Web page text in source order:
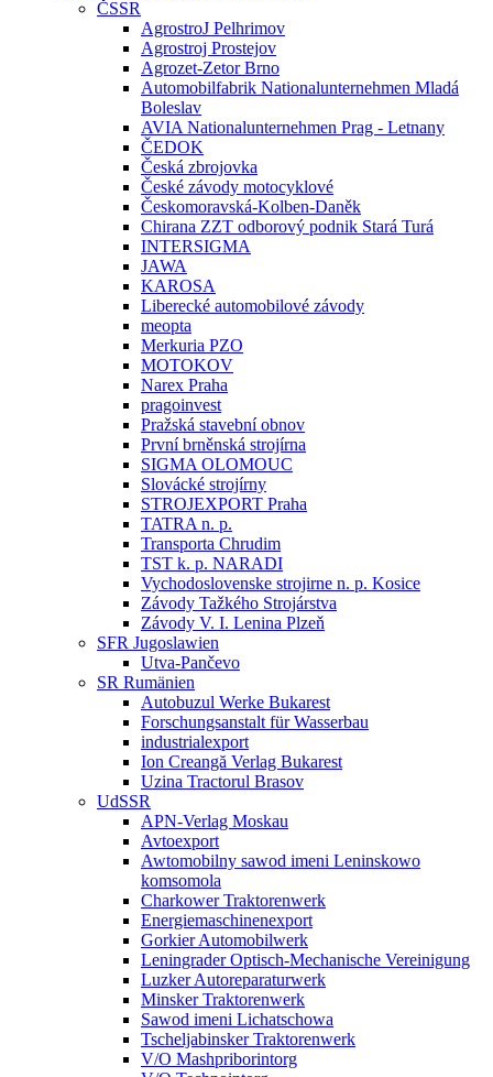
ČSSR
AgrostroJ Pelhrimov
Agrostroj Prostejov
Agrozet-Zetor Brno
Automobilfabrik Nationalunternehmen Mladá
Boleslav
AVIA Nationalunternehmen Prag - Letnany
ČEDOK
Česká zbrojovka
České závody motocyklové
Českomoravská-Kolben-Daněk
Chirana ZZT odborový podnik Stará Turá
INTERSIGMA
JAWA
KAROSA
Liberecké automobilové závody
meopta
Merkuria PZO
MOTOKOV
Narex Praha
pragoinvest
Pražská stavební obnov
První brněnská strojírna
SIGMA OLOMOUC
Slovácké strojírny
STROJEXPORT Praha
TATRA n. p.
Transporta Chrudim
TST k. p. NARADI
Vychodoslovenske strojirne n. p. Kosice
Závody Tažkého Strojárstva
Závody V. I. Lenina Plzeň
SFR Jugoslawien
Utva-Pančevo
SR Rumänien
Autobuzul Werke Bukarest
Forschungsanstalt für Wasserbau
industrialexport
Ion Creangă Verlag Bukarest
Uzina Tractorul Brasov
UdSSR
APN-Verlag Moskau
Avtoexport
Awtomobilny sawod imeni Leninskowo
komsomola
Charkower Traktorenwerk
Energiemaschinenexport
Gorkier Automobilwerk
Leningrader Optisch-Mechanische Vereinigung
Luzker Autoreparaturwerk
Minsker Traktorenwerk
Sawod imeni Lichatschowa
Tscheljabinsker Traktorenwerk
V/O Mashpriborintorg